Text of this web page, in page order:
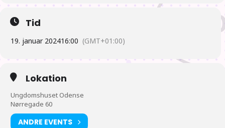
17:00 Der gås efter mad. Vi håber flest vil hente mad og spise
18:00 Nyheder fra Japan. Vi satser på at der er “nyheder fra
Japan” klokken 18 (eller kort derefter) afholdt af et
bestyrelsesmedlem hvis muligt.
Tid
19. januar 202416:00 (GMT+01:00)
Lokation
Ungdomshuset Odense
Nørregade 60
ANDRE EVENTS